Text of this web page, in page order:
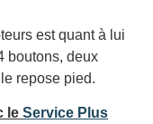
est quant à lui
boutons, deux
repose pied.
le Service Plus